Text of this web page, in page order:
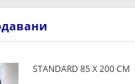
STANDARD 85 Х 200 СМ